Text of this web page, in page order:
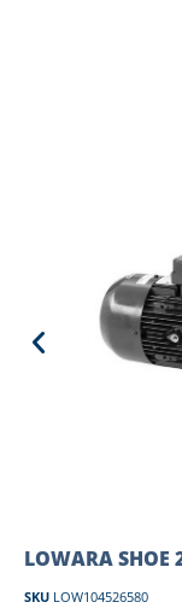
LOWARA
SKU LOW104526580